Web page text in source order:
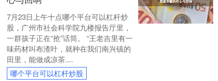
7月23日上午十点哪个平台可以杠杆炒
股，广州市社会科学院九楼报告厅里，
一群孩子正在“抢”话筒。 “王老吉里有一
味药材叫布渣叶，就种在我们南兴镇的
田里，能做成凉茶....
哪个平台可以杠杆炒股